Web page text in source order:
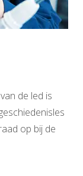
de led is
op bij de